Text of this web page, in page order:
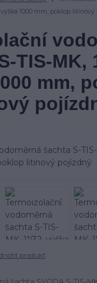
výška 1000 mm, poklop
TIS-MK,
mm,
produkt